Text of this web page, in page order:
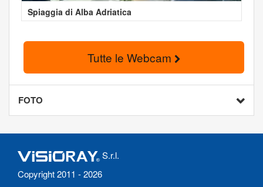
Spiaggia di Alba Adriatica
Tutte le Webcam
FOTO
S.r.l.
Copyright 2011 - 2026